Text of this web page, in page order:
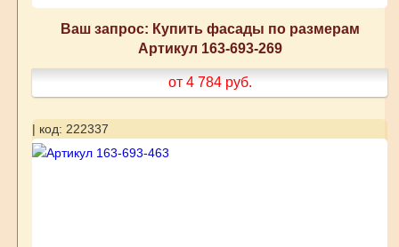
Ваш запрос: Купить фасады по размерам
Артикул 163-693-269
от 4 784 руб.
| код: 222337